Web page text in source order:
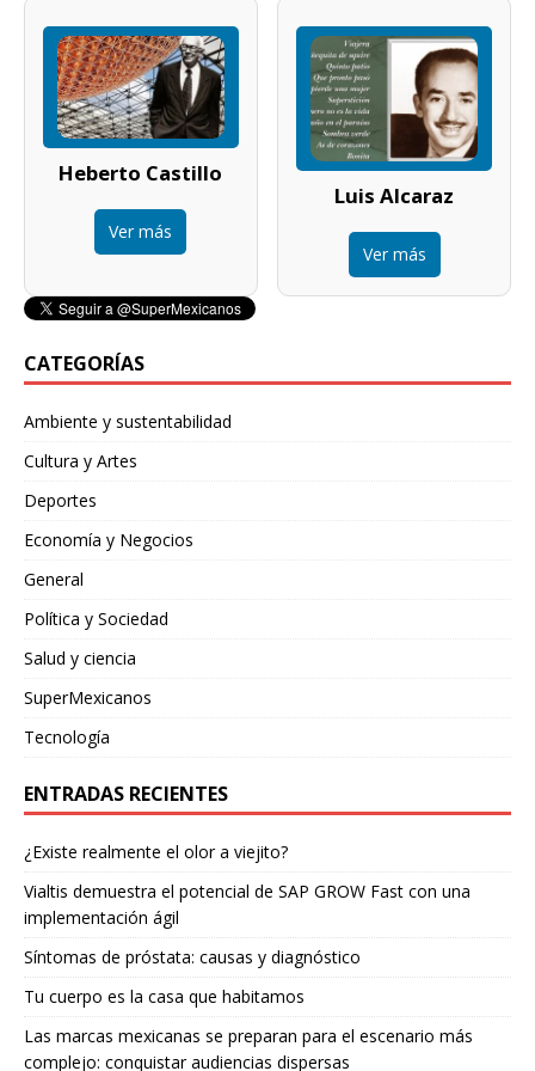
Heberto Castillo
Ver más
Luis Alcaraz
Ver más
CATEGORÍAS
Ambiente y sustentabilidad
Cultura y Artes
Deportes
Economía y Negocios
General
Política y Sociedad
Salud y ciencia
SuperMexicanos
Tecnología
ENTRADAS RECIENTES
¿Existe realmente el olor a viejito?
Vialtis demuestra el potencial de SAP GROW Fast con una
implementación ágil
Síntomas de próstata: causas y diagnóstico
Tu cuerpo es la casa que habitamos
Las marcas mexicanas se preparan para el escenario más
complejo: conquistar audiencias dispersas